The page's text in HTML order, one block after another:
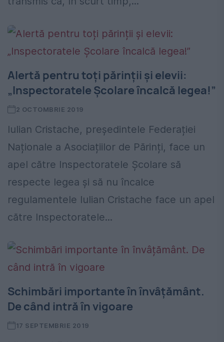
Alertă pentru toți părinții și elevii:
„Inspectoratele Școlare încalcă legea!”
2 OCTOMBRIE 2019
Iulian Cristache, președintele Federației
Naționale a Asociațiilor de Părinți, face un
apel către Inspectoratele Școlare să
respecte legea și să nu încalce
regulamentele Iulian Cristache face un apel
către Inspectoratele...
Schimbări importante în învâțământ.
De când intră în vigoare
17 SEPTEMBRIE 2019